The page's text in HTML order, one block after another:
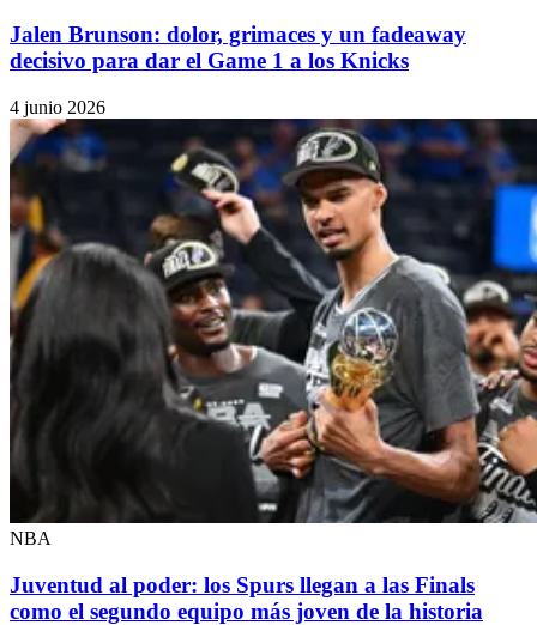
Jalen Brunson: dolor, grimaces y un fadeaway
decisivo para dar el Game 1 a los Knicks
4 junio 2026
NBA
Juventud al poder: los Spurs llegan a las Finals
como el segundo equipo más joven de la historia